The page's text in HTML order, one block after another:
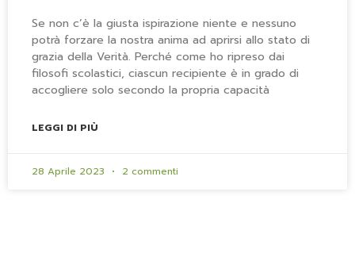
Se non c’è la giusta ispirazione niente e nessuno
potrà forzare la nostra anima ad aprirsi allo stato di
grazia della Verità. Perché come ho ripreso dai
filosofi scolastici, ciascun recipiente è in grado di
accogliere solo secondo la propria capacità
LEGGI DI PIÙ
28 Aprile 2023 2 commenti